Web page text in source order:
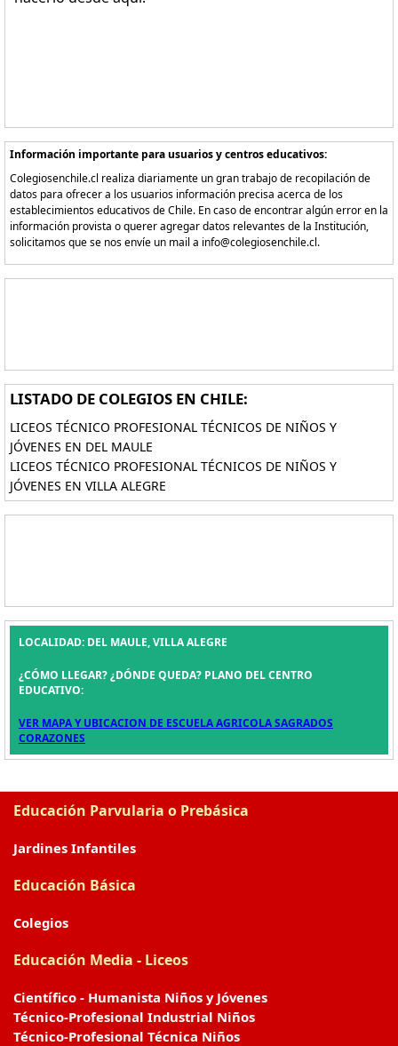
Información importante para usuarios y centros educativos:
Colegiosenchile.cl realiza diariamente un gran trabajo de recopilación de
datos para ofrecer a los usuarios información precisa acerca de los
establecimientos educativos de Chile. En caso de encontrar algún error en la
información provista o querer agregar datos relevantes de la Institución,
solicitamos que se nos envíe un mail a info@colegiosenchile.cl.
LISTADO DE COLEGIOS EN CHILE:
LICEOS TÉCNICO PROFESIONAL TÉCNICOS DE NIÑOS Y
JÓVENES EN DEL MAULE
LICEOS TÉCNICO PROFESIONAL TÉCNICOS DE NIÑOS Y
JÓVENES EN VILLA ALEGRE
LOCALIDAD: DEL MAULE, VILLA ALEGRE
¿CÓMO LLEGAR? ¿DÓNDE QUEDA? PLANO DEL CENTRO
EDUCATIVO:
VER MAPA Y UBICACION DE ESCUELA AGRICOLA SAGRADOS
CORAZONES
Educación Parvularia o Prebásica
Jardines Infantiles
Educación Básica
Colegios
Educación Media - Liceos
Científico - Humanista Niños y Jóvenes
Técnico-Profesional Industrial Niños
Técnico-Profesional Técnica Niños